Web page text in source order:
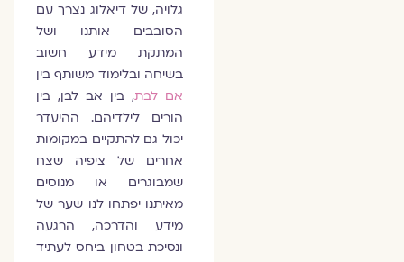
גלויה, של דיאלוג נצרך עם
הסובבים אותנו ושל
המתקת מידע חשוב
בשיחה ובלימוד משותף בין
אם לבת, בין אב לבן, בין
הורים לילדיהם. ההיעדר
יכול גם להתקיים במקומות
אחרים של ציפיה שצח
שמבוגרים או מנוסים
מאיתנו יפתחו לנו שער של
מידע והדרכה, הרגעה
ונסיכת בטחון ביחס לעתיד